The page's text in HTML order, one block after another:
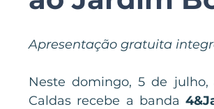
Apresentação gratuita
Neste domingo, 5 de
Caldas recebe a banda